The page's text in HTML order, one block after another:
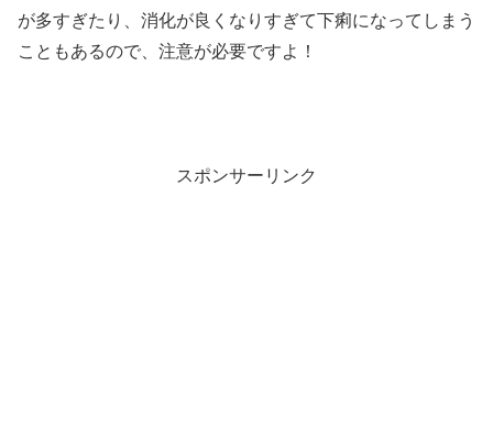
が多すぎたり、消化が良くなりすぎて下痢になってしまう
こともあるので、注意が必要ですよ！
スポンサーリンク